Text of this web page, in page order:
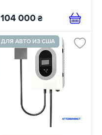
104 000 ₴
ДЛЯ АВТО ИЗ США